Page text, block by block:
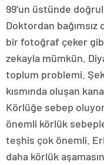
99’un üstünde
Doktordan
bir fotoğraf çeker
zekayla mümkün.
toplum problemi.
kısmında oluşan
Körlüğe sebep
önemli körlük
teşhis çok önemli.
daha körlük